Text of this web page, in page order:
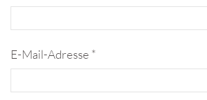
E-Mail-Adresse *